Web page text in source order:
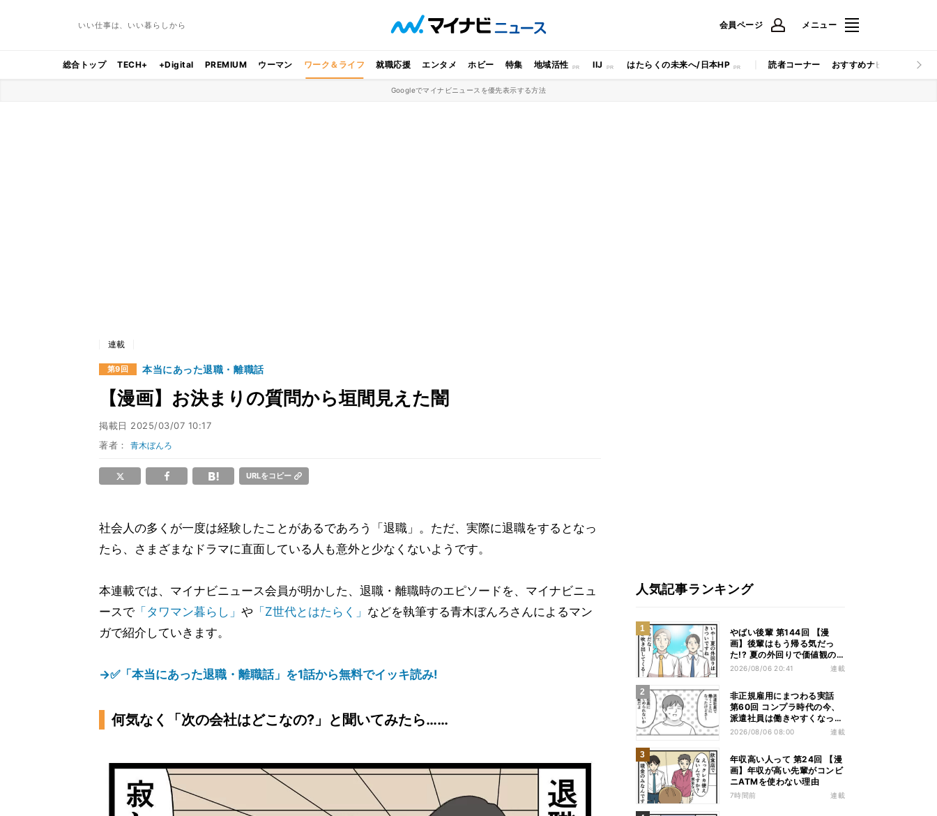
いい仕事は、いい暮らしから 会員ページ メニュー
総合トップ TECH+ +Digital PREMIUM ウーマン ワーク＆ライフ 就職応援 エンタメ ホビー 特集 地域活性 IIJ はたらくの未来へ/日本HP 読者コーナー おすすめナビ マイナビ
Googleでマイナビニュースを優先表示する方法
連載
第9回 本当にあった退職・離職話
【漫画】お決まりの質問から垣間見えた闇
掲載日 2025/03/07 10:17
著者：青木ぼんろ
URLをコピー
社会人の多くが一度は経験したことがあるであろう「退職」。ただ、実際に退職をするとなっ
たら、さまざまなドラマに直面している人も意外と少なくないようです。
本連載では、マイナビニュース会員が明かした、退職・離職時のエピソードを、マイナビニュ
ースで「タワマン暮らし」 や 「Z世代とはたらく」 などを執筆する青木ぼんろさんによるマン
ガで紹介していきます。
→✅「本当にあった退職・離職話」を1話から無料でイッキ読み!
何気なく「次の会社はどこなの?」と聞いてみたら……
人気記事ランキング
やばい後輩 第144回 【漫
画】後輩はもう帰る気だっ
た!? 夏の外回りで価値観の
違いを実感
2026/08/06 20:41 連載
非正規雇用にまつわる実話
第60回 コンプラ時代の今、
派遣社員は働きやすくなっ
た?
2026/08/06 08:00 連載
年収高い人って 第24回 【漫
画】年収が高い先輩がコンビ
ニATMを使わない理由
7時間前 連載